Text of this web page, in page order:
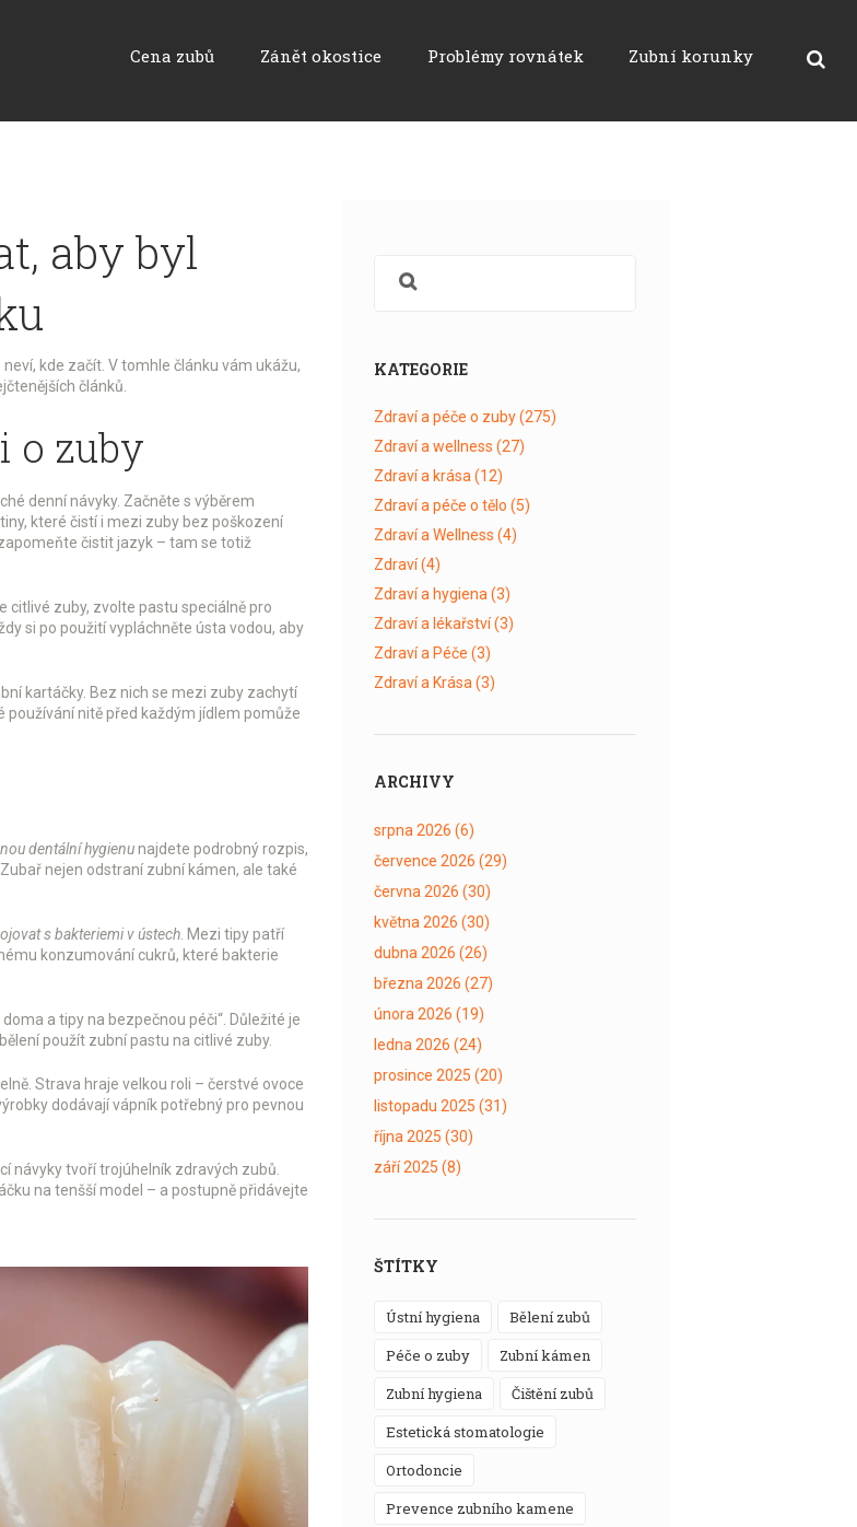
Cena zubů Zánět okostice Problémy rovnátek Zubní korunky
aby byl
kde začít. V tomhle článku vám ukážu,
článků.
o zuby
denní návyky. Začněte s výběrem
které čistí i mezi zuby bez poškození
čistit jazyk – tam se totiž
citlivé zuby, zvolte pastu speciálně pro
si po použití vypláchněte ústa vodou, aby
kartáčky. Bez nich se mezi zuby zachytí
používání nitě před každým jídlem pomůže
dentální hygienunajdete podrobný rozpis,
nejen odstraní zubní kámen, ale také
s bakteriemi v ústech . Mezi tipy patří
konzumování cukrů, které bakterie
a tipy na bezpečnou péči“. Důležité je
použít zubní pastu na citlivé zuby.
Strava hraje velkou roli – čerstvé ovoce
dodávají vápník potřebný pro pevnou
návyky tvoří trojúhelník zdravých zubů.
na tenšší model – a postupně přidávejte
KATEGORIE
Zdraví a péče o zuby(275)
Zdraví a wellness (27)
Zdraví a krása (12)
Zdraví a péče o tělo (5)
Zdraví a Wellness (4)
Zdraví(4)
Zdraví a hygiena (3)
Zdraví a lékařství(3)
Zdraví a Péče (3)
Zdraví a Krása (3)
ARCHIVY
srpna 2026 (6)
července 2026 (29)
června 2026 (30)
května 2026 (30)
dubna 2026 (26)
března 2026 (27)
února 2026 (19)
ledna 2026 (24)
prosince 2025 (20)
listopadu 2025 (31)
října 2025 (30)
září 2025 (8)
ŠTÍTKY
ústní hygiena
bělení zubů
péče o zuby
zubní kámen
zubní hygiena
čištění zubů
estetická stomatologie
ortodoncie
prevence zubního kamene